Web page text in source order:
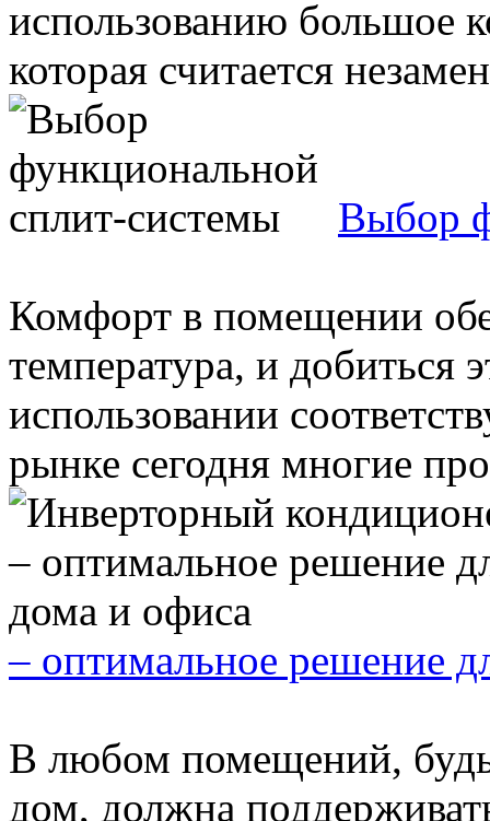
использованию большое
которая считается
Выбор
Комфорт в помещении
температура, и добиться
использовании
рынке сегодня многие
– оптимальное решение
В любом помещений,
дом, должна